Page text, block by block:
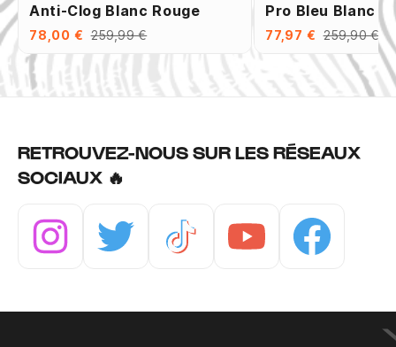
Anti-Clog Blanc Rouge
78,00 € 259,99 €
Pro Bleu Blanc
77,97 € 259,90 €
RETROUVEZ-NOUS SUR LES RÉSEAUX
SOCIAUX 🔥